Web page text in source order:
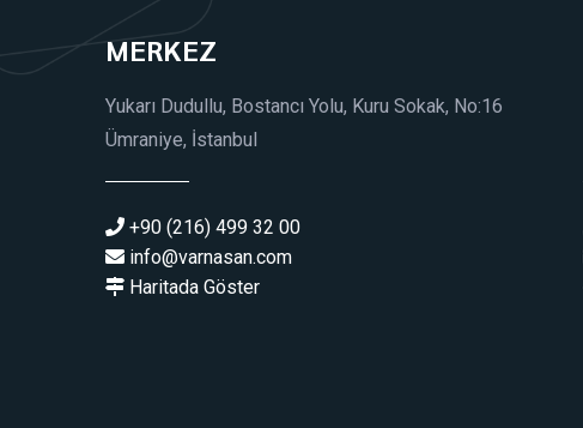
MERKEZ
Yukarı Dudullu, Bostancı Yolu, Kuru Sokak, No:16
Ümraniye, İstanbul
+90 (216) 499 32 00
info@varnasan.com
Haritada Göster